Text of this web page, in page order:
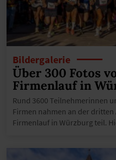
Bildergalerie
Über 300 Fotos
Firmenlauf in
Rund 3600 Teilnehmerinnen
Firmen nahmen an der dritten
Firmenlauf in Würzburg teil.